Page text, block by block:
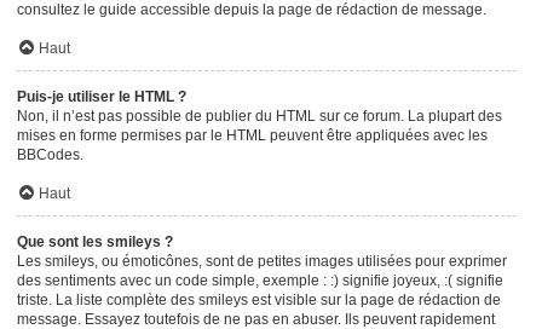
consultez le guide accessible depuis la page de rédaction de message.
Haut
Puis-je utiliser le HTML ?
Non, il n’est pas possible de publier du HTML sur ce forum. La plupart des
mises en forme permises par le HTML peuvent être appliquées avec les
BBCodes.
Haut
Que sont les smileys ?
Les smileys, ou émoticônes, sont de petites images utilisées pour exprimer
des sentiments avec un code simple, exemple : :) signifie joyeux, :( signifie
triste. La liste complète des smileys est visible sur la page de rédaction de
message. Essayez toutefois de ne pas en abuser. Ils peuvent rapidement